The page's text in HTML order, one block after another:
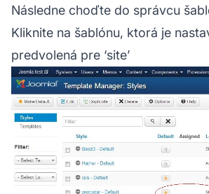
Následne choďte do správcu
Kliknite na šablónu, ktorá je
predvolená pre ‘site’